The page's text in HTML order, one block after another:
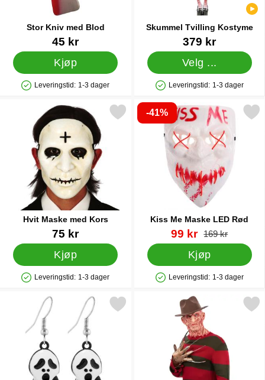
Stor Kniv med Blod
Varenummer 38689
45 kr
Kjøp
Produkttilgjengelighet: På lager
Leveringstid: 1-3 dager
Skummel Tvilling Kostyme
Varenummer 39303
379 kr
Velg ...
Produkttilgjengelighet: På lager
Leveringstid: 1-3 dager
Hvit Maske med Kors
Varenummer 39934
75 kr
Kjøp
Produkttilgjengelighet: På lager
Leveringstid: 1-3 dager
Merk hvit Maske med Kors som favoritt
-41%
Kiss Me Maske LED Rød
Varenummer 39947
ny pris
99 kr gammel pris
169 kr
Kjøp
Produkttilgjengelighet: På lager
Leveringstid: 1-3 dager
Merk kiss Me Maske
Merk halloween Øredobber Scream som favoritt
Merk freddy Krueger